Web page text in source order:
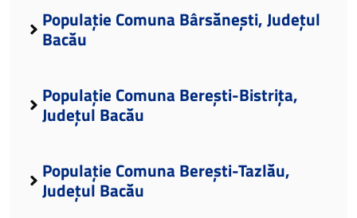
Populație Comuna Bârsănești, Județul
Bacău
Populație Comuna Berești-Bistrița,
Județul Bacău
Populație Comuna Berești-Tazlău,
Județul Bacău